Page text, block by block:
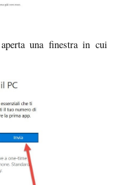
una finestra in cui